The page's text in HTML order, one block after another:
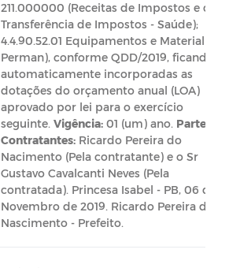
211.000000 (Receitas de Impostos e de
Transferência de Impostos - Saúde);
4.4.90.52.01 Equipamentos e Material
Perman), conforme QDD/2019, ficando
automaticamente incorporadas as
dotações do orçamento anual (LOA)
aprovado por lei para o exercício
seguinte. Vigência:01 (um) ano. Partes
Contratantes:Ricardo Pereira do
Nacimento (Pela contratante) e o Sr
Gustavo Cavalcanti Neves (Pela
contratada). Princesa Isabel - PB, 06 de
Novembro de 2019. Ricardo Pereira do
Nascimento - Prefeito.